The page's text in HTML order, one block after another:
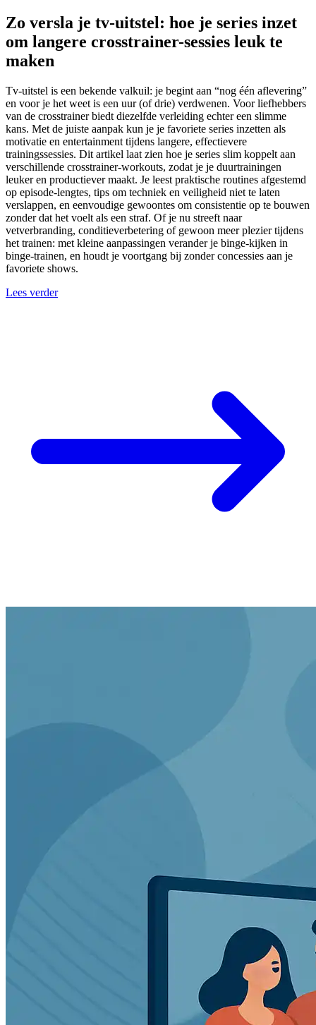
Zo versla je tv-uitstel: hoe je series inzet
om langere crosstrainer-sessies leuk te
maken
Tv-uitstel is een bekende valkuil: je begint aan “nog één aflevering”
en voor je het weet is een uur (of drie) verdwenen. Voor liefhebbers
van de crosstrainer biedt diezelfde verleiding echter een slimme
kans. Met de juiste aanpak kun je je favoriete series inzetten als
motivatie en entertainment tijdens langere, effectievere
trainingssessies. Dit artikel laat zien hoe je series slim koppelt aan
verschillende crosstrainer-workouts, zodat je je duurtrainingen
leuker en productiever maakt. Je leest praktische routines afgestemd
op episode-lengtes, tips om techniek en veiligheid niet te laten
verslappen, en eenvoudige gewoontes om consistentie op te bouwen
zonder dat het voelt als een straf. Of je nu streeft naar
vetverbranding, conditieverbetering of gewoon meer plezier tijdens
het trainen: met kleine aanpassingen verander je binge-kijken in
binge-trainen, en houdt je voortgang bij zonder concessies aan je
favoriete shows.
Lees verder